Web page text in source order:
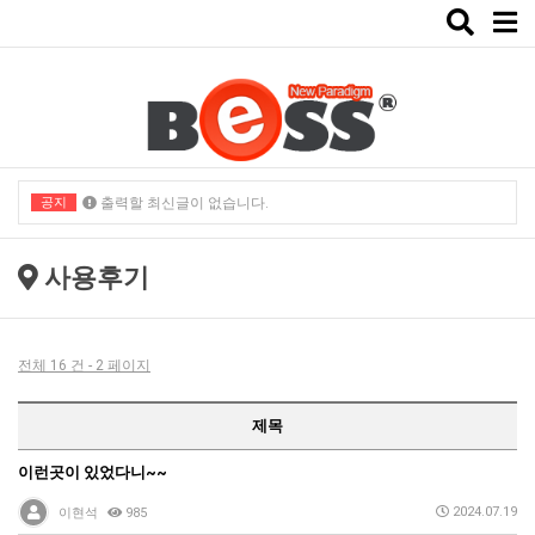
Toggle
공지 출력할 최신글이 없습니다.
사용후기
전체 16 건 - 2 페이지
제목
이런곳이 있었다니~~
이현석 985 2024.07.19